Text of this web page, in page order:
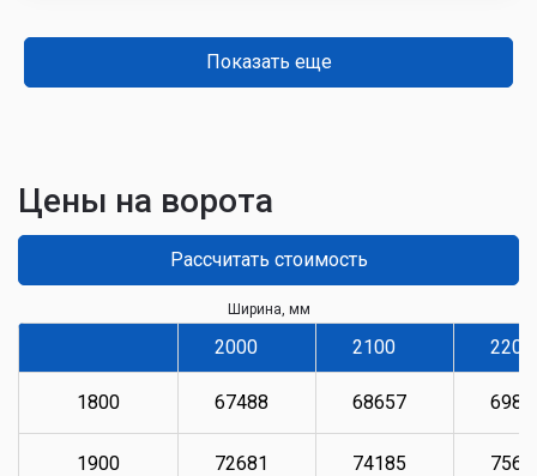
Показать еще
Цены на ворота
Рассчитать стоимость
Ширина, мм
2000 2100 2200
1800 67488 68657
1900 72681 74185